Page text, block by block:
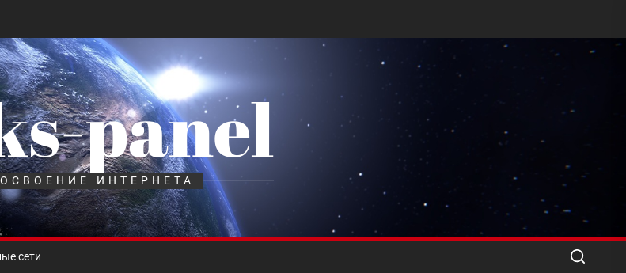
panel
ОСВОЕНИЕ ИНТЕРНЕТА
сети
работы, риски и способы хранения криптовалют
сервиса, наращивания ресниц и депиляции
коммерческих веб-ресурсов
цифровой техники, работающем с 2010 года